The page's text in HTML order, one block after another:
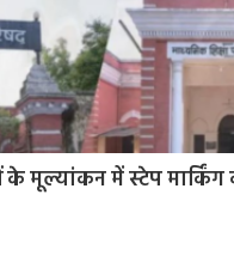
के मूल्यांकन में स्टेप मार्किंग